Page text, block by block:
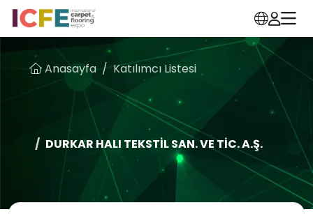
Anasayfa Katılımcı Listesi
DURKAR HALI TEKSTİL SAN. VE TİC. A.Ş.